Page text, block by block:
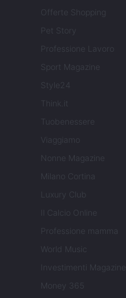
Offerte Shopping
Pet Story
Professione Lavoro
Sport Magazine
Style24
Think.it
Tuobenessere
Viaggiamo
Nonne Magazine
Milano Cortina
Luxury Club
Il Calcio Online
Professione mamma
World Music
Investimenti Magazine
Money 365